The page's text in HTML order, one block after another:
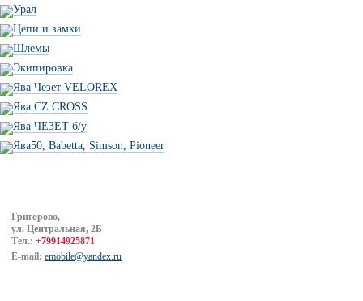
Урал
Цепи и замки
Шлемы
Экипировка
Ява Чезет VELOREX
Ява CZ CROSS
Ява ЧЕЗЕТ б/у
Ява50, Babetta, Simson, Pioneer
Григорово,
ул. Центральная, 2Б
Тел.: +79914925871
E-mail: emobile@yandex.ru